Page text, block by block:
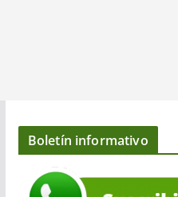
Boletín informativo